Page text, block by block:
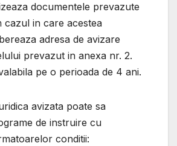
documentele prevazute
cazul in care acestea
adresa de avizare
prevazut in anexa nr. 2.
pe o perioada de 4 ani.
avizata poate sa
de instruire cu
conditii: